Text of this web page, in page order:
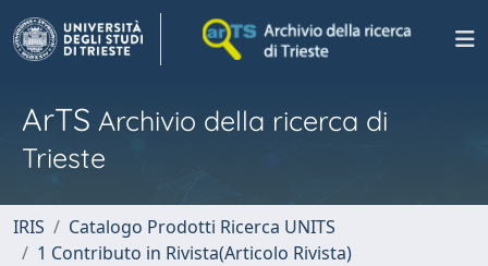
ArTS Archivio della ricerca di
Trieste
IRIS
Catalogo Prodotti Ricerca UNITS
1 Contributo in Rivista(Articolo Rivista)